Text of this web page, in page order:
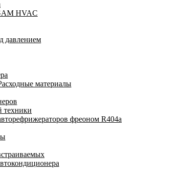
HVAC
давлением
материалы
техники
фреоном R404a